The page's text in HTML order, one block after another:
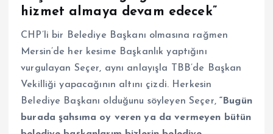
hizmet almaya devam edecek”
CHP’li bir Belediye Başkanı olmasına rağmen
Mersin’de her kesime Başkanlık yaptığını
vurgulayan Seçer, aynı anlayışla TBB’de Başkan
Vekilliği yapacağının altını çizdi. Herkesin
Belediye Başkanı olduğunu söyleyen Seçer, “Bugün
burada şahsıma oy veren ya da vermeyen bütün